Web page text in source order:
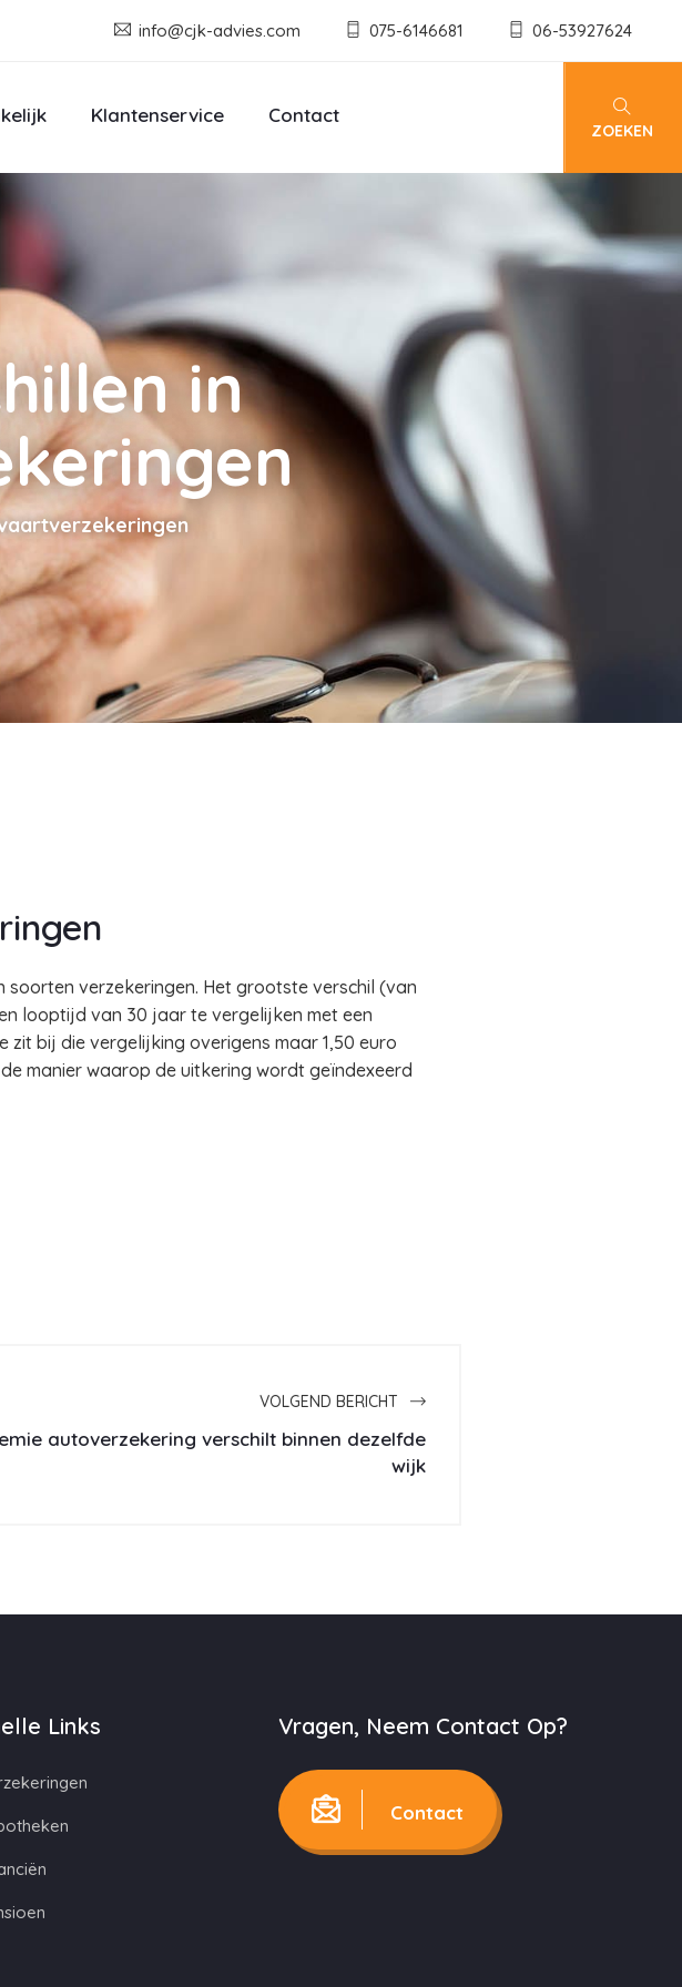
info@cjk-advies.com 075-6146681 06-53927624
Klantenservice Contact
ZOEKEN
in
verzekeringen. Het grootste verschil (van
looptijd van 30 jaar te vergelijken met een
bij die vergelijking overigens maar 1,50 euro
manier waarop de uitkering wordt geïndexeerd
VOLGEND BERICHT
autoverzekering verschilt binnen dezelfde
wijk
Links Vragen, Neem Contact Op?
Contact